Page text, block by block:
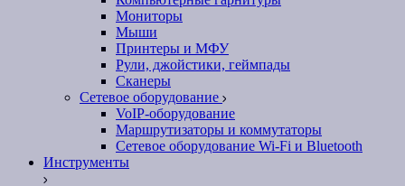
Мониторы
Мыши
Принтеры и МФУ
Рули, джойстики, геймпады
Сканеры
Сетевое оборудование
VoIP-оборудование
Маршрутизаторы и коммутаторы
Сетевое оборудование Wi-Fi и Bluetooth
Инструменты